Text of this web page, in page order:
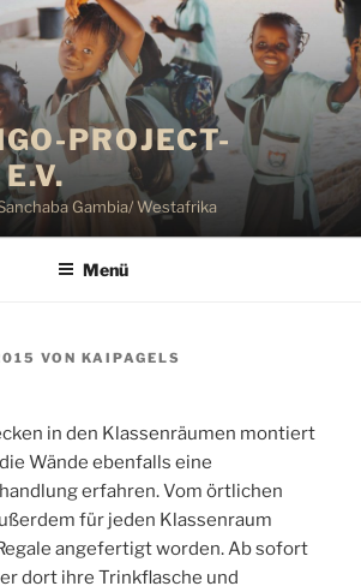
PROJECT-
Gambia/ Westafrika
Menü
VON KAIPAGELS
in den Klassenräumen montiert
Wände ebenfalls eine
erfahren. Vom örtlichen
für jeden Klassenraum
angefertigt worden. Ab sofort
dort ihre Trinkflasche und